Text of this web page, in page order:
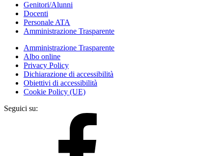
Genitori/Alunni
Docenti
Personale ATA
Amministrazione Trasparente
Amministrazione Trasparente
Albo online
Privacy Policy
Dichiarazione di accessibilità
Obiettivi di accessibilità
Cookie Policy (UE)
Seguici su: